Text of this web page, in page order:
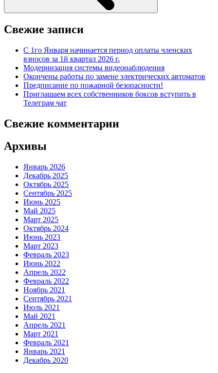
Свежие записи
С 1го Января начинается период оплаты членских
взносов за 1й квартал 2026 г.
Модернизация системы видеонаблюдения
Окончены работы по замене электрических автоматов
Предписание по пожарной безопасности!
Приглашаем всех собственников боксов вступить в
Телеграм чат
Свежие комментарии
Архивы
Январь 2026
Декабрь 2025
Октябрь 2025
Сентябрь 2025
Июнь 2025
Май 2025
Март 2025
Октябрь 2024
Июнь 2023
Март 2023
Февраль 2023
Июнь 2022
Апрель 2022
Февраль 2022
Ноябрь 2021
Сентябрь 2021
Июль 2021
Май 2021
Апрель 2021
Март 2021
Февраль 2021
Январь 2021
Декабрь 2020